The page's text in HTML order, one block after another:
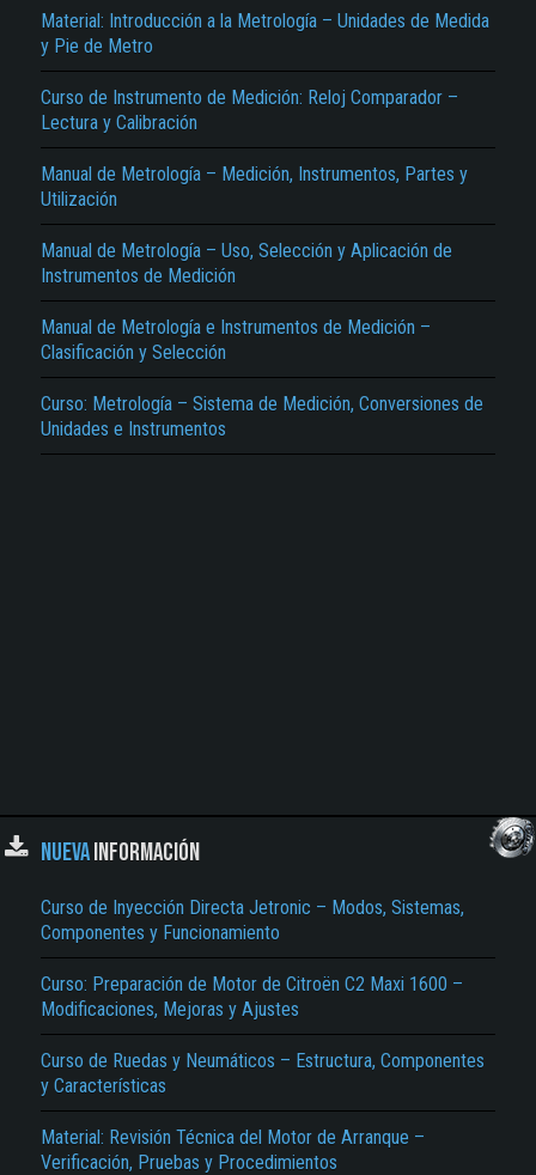
Material: Introducción a la Metrología – Unidades de Medida
y Pie de Metro
Curso de Instrumento de Medición: Reloj Comparador –
Lectura y Calibración
Manual de Metrología – Medición, Instrumentos, Partes y
Utilización
Manual de Metrología – Uso, Selección y Aplicación de
Instrumentos de Medición
Manual de Metrología e Instrumentos de Medición –
Clasificación y Selección
Curso: Metrología – Sistema de Medición, Conversiones de
Unidades e Instrumentos
NUEVAINFORMACIÓN
Curso de Inyección Directa Jetronic – Modos, Sistemas,
Componentes y Funcionamiento
Curso: Preparación de Motor de Citroën C2 Maxi 1600 –
Modificaciones, Mejoras y Ajustes
Curso de Ruedas y Neumáticos – Estructura, Componentes
y Características
Material: Revisión Técnica del Motor de Arranque –
Verificación, Pruebas y Procedimientos
El Título es incorrecto según el contenido.
Texto o Imagen de portada son erróneos.
Reportar otro tipo de error...